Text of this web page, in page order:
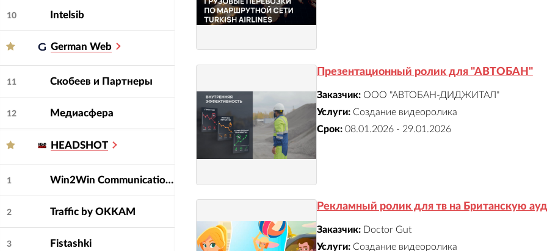
10 Intelsib
German Web
11 Скобеев и Партнеры
12 Медиасфера
HEADSHOT
1 Win2Win Communications
2 Traffic by OKKAM
3 Fistashki
Презентационный ролик для "АВТОБАН"
Заказчик: ООО "АВТОБАН-ДИДЖИТАЛ"
Услуги: Создание видеоролика
Срок: 08.01.2026 - 29.01.2026
Рекламный ролик для тв на Британскую
Заказчик: Doctor Gut
Услуги: Создание видеоролика